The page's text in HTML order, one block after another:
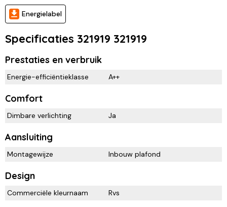
Energielabel
Specificaties 321919 321919
Prestaties en verbruik
Energie-efficiëntieklasse A++
Comfort
Dimbare verlichting Ja
Aansluiting
Montagewijze Inbouw plafond
Design
Commerciële kleurnaam Rvs